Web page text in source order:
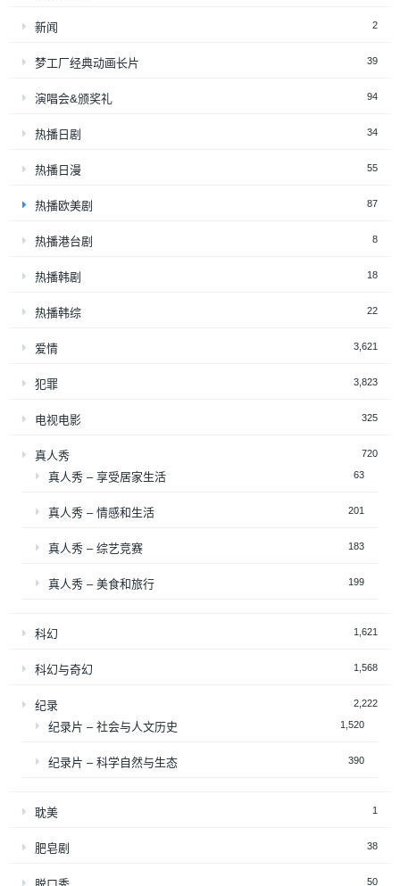
新闻 2
梦工厂经典动画长片 39
演唱会&颁奖礼 94
热播日剧 34
热播日漫 55
热播欧美剧 87
热播港台剧 8
热播韩剧 18
热播韩综 22
爱情 3,621
犯罪 3,823
电视电影 325
真人秀 720
真人秀 – 享受居家生活 63
真人秀 – 情感和生活 201
真人秀 – 综艺竞赛 183
真人秀 – 美食和旅行 199
科幻 1,621
科幻与奇幻 1,568
纪录 2,222
纪录片 – 社会与人文历史 1,520
纪录片 – 科学自然与生态 390
耽美 1
肥皂剧 38
50